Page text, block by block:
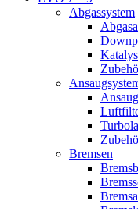
Abgassystem
Bremsen